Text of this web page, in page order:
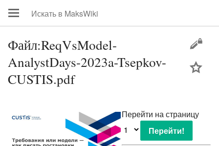
Файл:ReqVsModel-
AnalystDays-2023a-Tsepkov-
CUSTIS.pdf
Перейти на страницу